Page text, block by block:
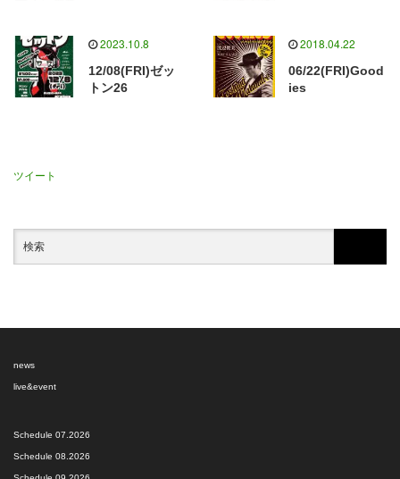
2023.10.8
12/08(FRI)ゼッ
トン26
2018.04.22
06/22(FRI)Good
ies
ツイート
news
live&event
Schedule 07.2026
Schedule 08.2026